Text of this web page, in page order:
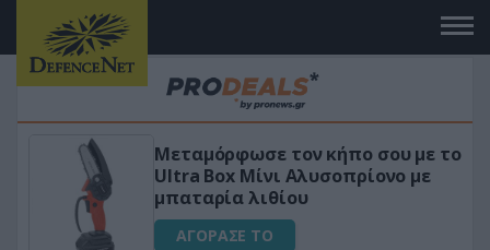
«Μαγική» φόρμουλα τριβόλι + VIP
για αύξηση της λίμπιντο
ΑΓΟΡΑΣΕ ΤΟ